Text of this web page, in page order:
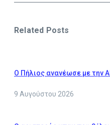
Related Posts
O Πήλιος ανανέωσε με την
9 Αυγούστου 2026